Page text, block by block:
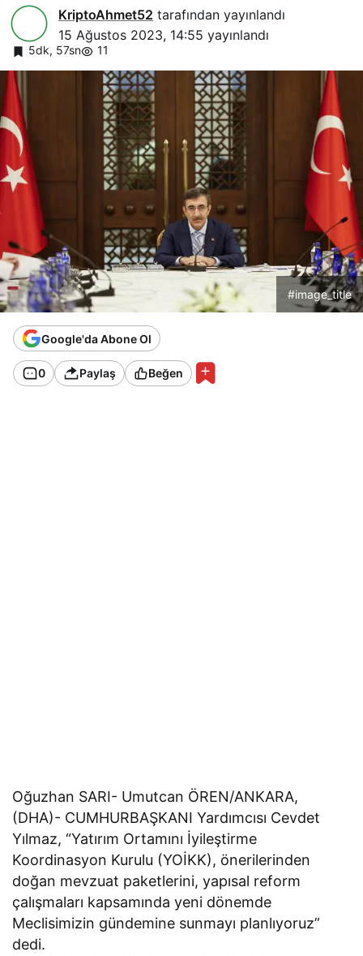
KriptoAhmet52 tarafından yayınlandı
15 Ağustos 2023, 14:55 yayınlandı
5dk, 57sn 11
#image_title
Google'da Abone Ol
0 Paylaş Beğen
Oğuzhan SARI- Umutcan ÖREN/ANKARA,
(DHA)- CUMHURBAŞKANI Yardımcısı Cevdet
Yılmaz, “Yatırım Ortamını İyileştirme
Koordinasyon Kurulu (YOİKK), önerilerinden
doğan mevzuat paketlerini, yapısal reform
çalışmaları kapsamında yeni dönemde
Meclisimizin gündemine sunmayı planlıyoruz”
dedi.